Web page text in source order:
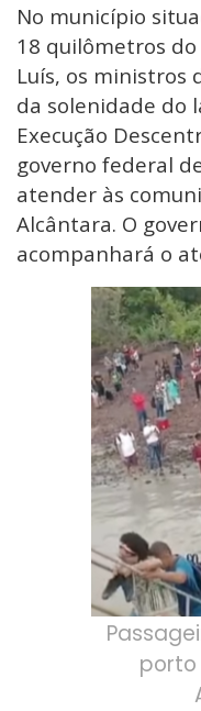
No município
18 quilômetros do
Luís, os ministros
da solenidade do
Execução
governo federal
atender às
Alcântara. O
acompanhará o
porto